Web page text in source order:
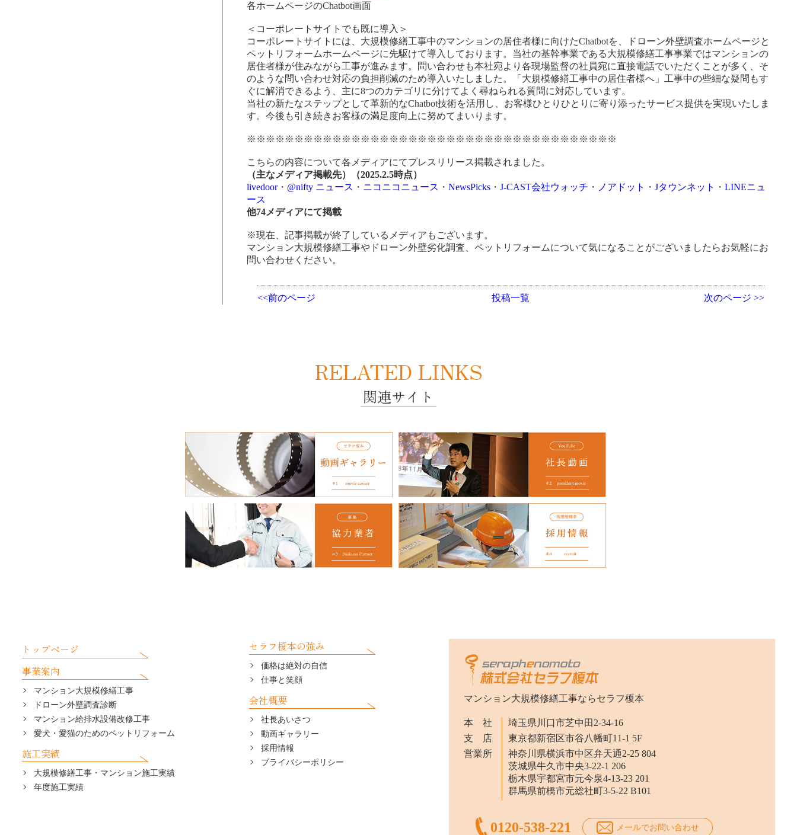
各ホームページのChatbot画面
＜コーポレートサイトでも既に導入＞
コーポレートサイトには、大規模修繕工事中のマンションの居住者様に向けたChatbotを、ドローン外壁調査ホームページと
ペットリフォームホームページに先駆けて導入しております。当社の基幹事業である大規模修繕工事事業ではマンションの
居住者様が住みながら工事が進みます。問い合わせも本社宛より各現場監督の社員宛に直接電話でいただくことが多く、そ
のような問い合わせ対応の負担削減のため導入いたしました。「大規模修繕工事中の居住者様へ」工事中の些細な疑問もす
ぐに解消できるよう、主に8つのカテゴリに分けてよく尋ねられる質問に対応しています。
当社の新たなステップとして革新的なChatbot技術を活用し、お客様ひとりひとりに寄り添ったサービス提供を実現いたしま
す。今後も引き続きお客様の満足度向上に努めてまいります。
※※※※※※※※※※※※※※※※※※※※※※※※※※※※※※※※※※※※※※※
こちらの内容について各メディアにてプレスリリース掲載されました。
（主なメディア掲載先）（2025.2.5時点）
livedoor・ @nifty ニュース ・ ニコニコニュース ・NewsPicks ・J-CAST会社ウォッチ ・ ノアドット ・Jタウンネット ・LINEニュ
ース
他74メディアにて掲載
※現在、記事掲載が終了しているメディアもございます。
マンション大規模修繕工事やドローン外壁劣化調査、ペットリフォームについて気になることがございましたらお気軽にお
問い合わせください。
<<前のページ 投稿一覧 次のページ >>
RELATED LINKS
関連サイト
トップページ
事業案内
マンション大規模修繕工事
ドローン外壁調査診断
マンション給排水設備改修工事
愛犬・愛猫のためのペットリフォーム
施工実績
大規模修繕工事・マンション施工実績
年度施工実績
セラフ榎本の強み
価格は絶対の自信
仕事と笑顔
会社概要
社長あいさつ
動画ギャラリー
採用情報
プライバシーポリシー
マンション大規模修繕工事ならセラフ榎本
本 社
埼玉県川口市芝中田2-34-16
支 店
東京都新宿区市谷八幡町11-1 5F
営業所
神奈川県横浜市中区弁天通2-25 804
茨城県牛久市中央3-22-1 206
栃木県宇都宮市元今泉4-13-23 201
群馬県前橋市元総社町3-5-22 B101
0120-538-221 メールでお問い合わせ